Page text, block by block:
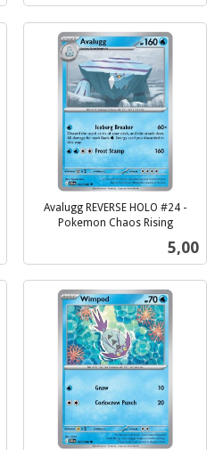
Avalugg REVERSE HOLO #24 -
Pokemon Chaos Rising
Pris
5,00